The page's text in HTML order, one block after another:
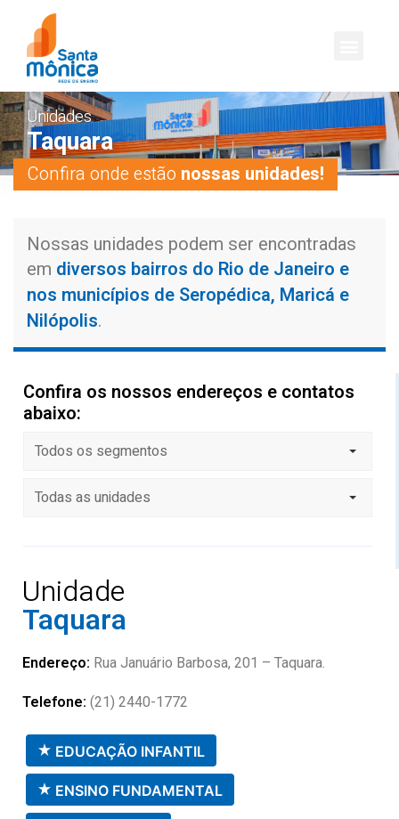
Unidades
Taquara
Confira onde estão nossas unidades!
Nossas unidades podem ser encontradas
em diversos bairros do Rio de Janeiro e
nos municípios de Seropédica, Maricá e
Nilópolis.
Confira os nossos endereços e contatos
abaixo:
Todos os segmentos
Todas as unidades
Unidade
Taquara
Endereço: Rua Januário Barbosa, 201 – Taquara.
Telefone: (21) 2440-1772
EDUCAÇÃO INFANTIL
ENSINO FUNDAMENTAL